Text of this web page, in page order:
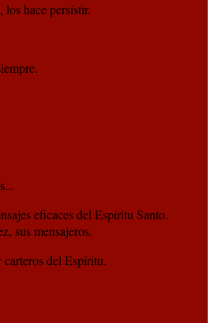
los hace persistir.
eficaces del Espíritu Santo.
sus mensajeros.
carteros del Espíritu.